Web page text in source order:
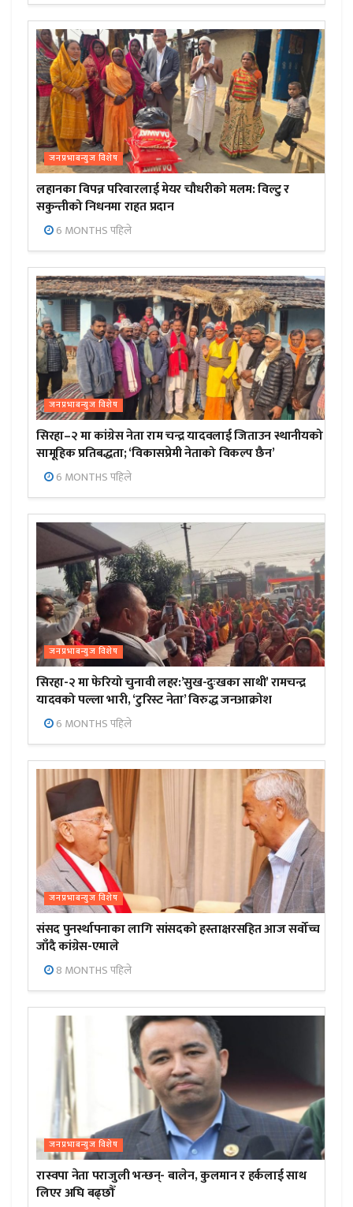
जनप्रभाबन्युज विशेष
लहानका विपन्न परिवारलाई मेयर चौधरीको मलम: विल्टु र
सकुन्तीको निधनमा राहत प्रदान
6 MONTHS पहिले
जनप्रभाबन्युज विशेष
सिरहा–२ मा कांग्रेस नेता राम चन्द्र यादवलाई जिताउन स्थानीयको
सामूहिक प्रतिबद्धता; ‘विकासप्रेमी नेताको विकल्प छैन’
6 MONTHS पहिले
जनप्रभाबन्युज विशेष
सिरहा-२ मा फेरियो चुनावी लहर:’सुख-दुःखका साथी’ रामचन्द्र
यादवको पल्ला भारी, ‘टुरिस्ट नेता’ विरुद्ध जनआक्रोश
6 MONTHS पहिले
जनप्रभाबन्युज विशेष
संसद पुनर्स्थापनाका लागि सांसदको हस्ताक्षरसहित आज सर्वोच्च
जाँदै कांग्रेस-एमाले
8 MONTHS पहिले
जनप्रभाबन्युज विशेष
रास्वपा नेता पराजुली भन्छन्- बालेन, कुलमान र हर्कलाई साथ
लिएर अघि बढ्छौँ